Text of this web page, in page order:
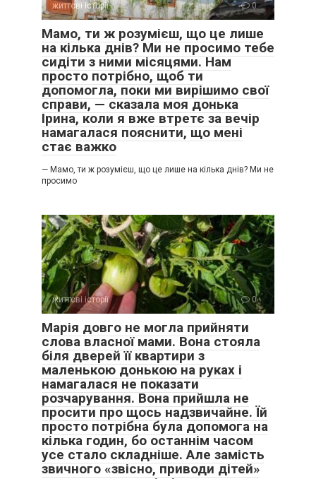
життєві історії 0
Мамо, ти ж розумієш, що це лише
на кілька днів? Ми не просимо тебе
сидіти з ними місяцями. Нам
просто потрібно, щоб ти
допомогла, поки ми вирішимо свої
справи, — сказала моя донька
Ірина, коли я вже втретє за вечір
намагалася пояснити, що мені
стає важко
— Мамо, ти ж розумієш, що це лише на кілька днів? Ми не
просимо
життєві історії 0
Марія довго не могла прийняти
слова власної мами. Вона стояла
біля дверей її квартири з
маленькою донькою на руках і
намагалася не показати
розчарування. Вона прийшла не
просити про щось надзвичайне. Їй
просто потрібна була допомога на
кілька годин, бо останнім часом
усе стало складніше. Але замість
звичного «звісно, приводи дітей»